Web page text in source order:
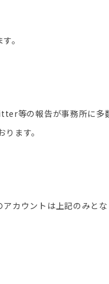
。
等の報告が事務所に多数
ます。
カウントは上記のみと